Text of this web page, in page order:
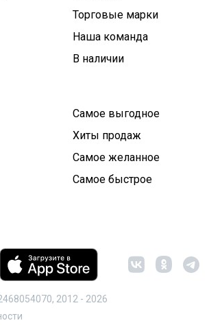
Торговые марки
Наша команда
В наличии
Самое выгодное
Хиты продаж
Самое желанное
Самое быстрое
2012 - 2026